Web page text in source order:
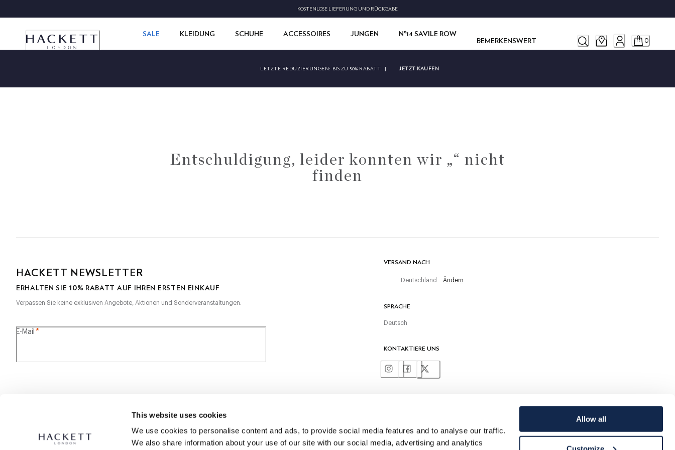
This website uses cookies
We use cookies to personalise content and ads, to provide social media features and to analyse our traffic.
We also share information about your use of our site with our social media, advertising and analytics
Allow all
KOSTENLOSE LIEFERUNG UND RÜCKGABE
SALE KLEIDUNG SCHUHE ACCESSOIRES JUNGEN
Nº14 SAVILE ROW
BEMERKENSWERT
0
LETZTE REDUZIERUNGEN: BIS ZU 50% RABATT | JETZT KAUFEN
Entschuldigung, leider konnten wir „“ nicht
finden
HACKETT NEWSLETTER
ERHALTEN SIE 10% RABATT AUF IHREN ERSTEN EINKAUF
Verpassen Sie keine exklusiven Angebote, Aktionen und Sonderveranstaltungen.
E-Mail *
VERSAND NACH
Deutschland Ändern
SPRACHE
Deutsch
KONTAKTIERE UNS